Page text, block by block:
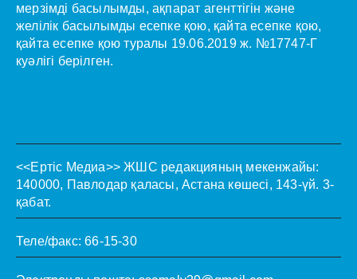
мерзімді басылымды, ақпарат агенттігін және
желілік басылымды есепке қою, қайта есепке қою,
қайта есепке қою туралы 19.06.2019 ж. №17747-Г
куәлігі берілген.
<<Ертіс Медиа>> ЖШС редакцияның мекенжайы:
140000, Павлодар қаласы, Астана көшесі, 143-үй. 3-
қабат.
Теле/факс: 66-15-30